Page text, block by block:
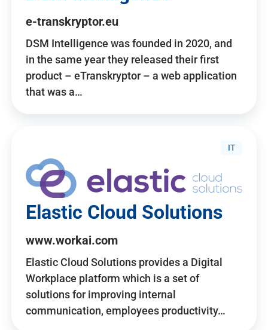
e-transkryptor.eu
DSM Intelligence was founded in 2020, and
in the same year they released their first
product – eTranskryptor – a web application
that was a…
IT
Elastic Cloud Solutions
www.workai.com
Elastic Cloud Solutions provides a Digital
Workplace platform which is a set of
solutions for improving internal
communication, employees productivity…